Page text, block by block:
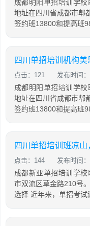
成都明阳单招培训学校
地址在四川省成都市郫
签约班13800和提高班
四川单招培训机构
点击：121 发布时间
成都明阳单招培训学校
地址在四川省成都市郫
签约班13800和提高班
四川单招培训班凉
点击：144 发布时间
成都新亚单招培训学
市双流区草金路210号
选择 近年来，单招考试